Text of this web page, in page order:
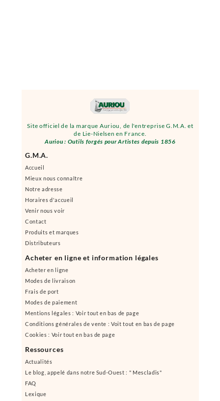
Site officiel de la marque Auriou, de l'entreprise G.M.A. et
de Lie-Nielsen en France.
Auriou : Outils forgés pour Artistes depuis 1856
G.M.A.
Accueil
Mieux nous connaître
Notre adresse
Horaires d'accueil
Venir nous voir
Contact
Produits et marques
Distributeurs
Acheter en ligne et information légales
Acheter en ligne
Modes de livraison
Frais de port
Modes de paiement
Mentions légales : Voir tout en bas de page
Conditions générales de vente : Voit tout en bas de page
Cookies : Voir tout en bas de page
Ressources
Actualités
Le blog, appelé dans notre Sud-Ouest : " Mescladis"
FAQ
Lexique